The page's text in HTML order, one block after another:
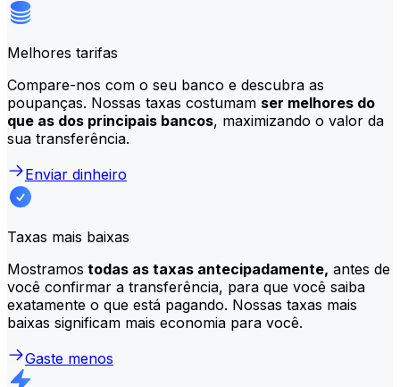
Melhores tarifas
Compare-nos com o seu banco e descubra as
poupanças. Nossas taxas costumam ser melhores do
que as dos principais bancos, maximizando o valor da
sua transferência.
Enviar dinheiro
Taxas mais baixas
Mostramos todas as taxas antecipadamente, antes de
você confirmar a transferência, para que você saiba
exatamente o que está pagando. Nossas taxas mais
baixas significam mais economia para você.
Gaste menos